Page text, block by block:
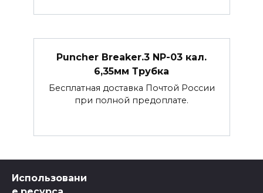
Puncher Breaker.3 NP-03 кал.
6,35мм Трубка
Бесплатная доставка Почтой России
при полной предоплате.
Использовани